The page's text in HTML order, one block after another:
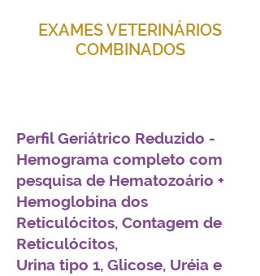
EXAMES VETERINÁRIOS
COMBINADOS
Perfil Geriátrico Reduzido -
Hemograma completo com
pesquisa de Hematozoário +
Hemoglobina dos
Reticulócitos, Contagem de
Reticulócitos,
Urina tipo 1, Glicose, Uréia e